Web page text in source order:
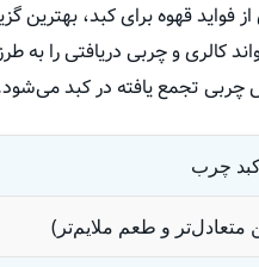
از فواید قهوه برای کبد،
کالری و چربی دریافتی را به
چربی تجمع یافته در کبد
چرب
متعادل‌تر و طعم ملایم‌تر)